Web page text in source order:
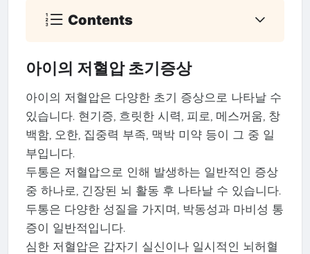
Contents
아이의 저혈압 초기증상
아이의 저혈압은 다양한 초기 증상으로 나타날 수
있습니다. 현기증, 흐릿한 시력, 피로, 메스꺼움, 창
백함, 오한, 집중력 부족, 맥박 미약 등이 그 중 일
부입니다.
두통은 저혈압으로 인해 발생하는 일반적인 증상
중 하나로, 긴장된 뇌 활동 후 나타날 수 있습니다.
두통은 다양한 성질을 가지며, 박동성과 마비성 통
증이 일반적입니다.
심한 저혈압은 갑자기 실신이나 일시적인 뇌허혈